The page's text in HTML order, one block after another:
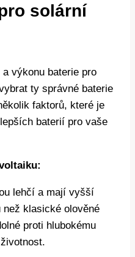
solární
výkonu baterie pro
ty správné baterie
faktorů, které je
baterií pro vaše
lehčí a mají vyšší
než klasické olověné
proti hlubokému